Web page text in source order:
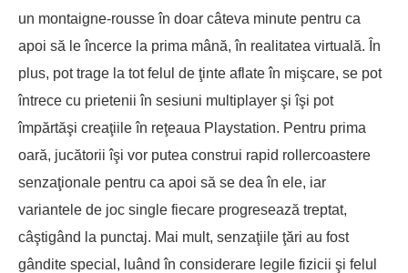
un montaigne-rousse în doar câteva minute pentru ca
apoi să le încerce la prima mână, în realitatea virtuală. În
plus, pot trage la tot felul de ţinte aflate în mişcare, se pot
întrece cu prietenii în sesiuni multiplayer şi îşi pot
împărtăşi creaţiile în reţeaua Playstation. Pentru prima
oară, jucătorii îşi vor putea construi rapid rollercoastere
senzaţionale pentru ca apoi să se dea în ele, iar
variantele de joc single fiecare progresează treptat,
câştigând la punctaj. Mai mult, senzaţiile ţări au fost
gândite special, luând în considerare legile fizicii şi felul